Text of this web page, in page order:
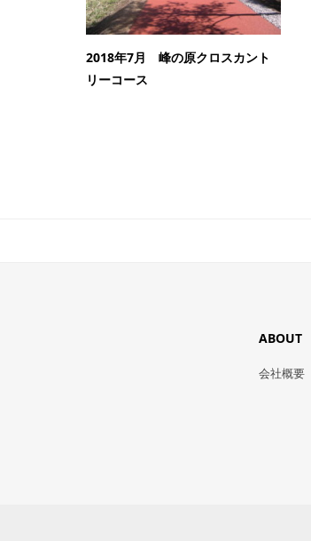
2018年7月 峰の原クロスカント
リーコース
ABOUT
会社概要